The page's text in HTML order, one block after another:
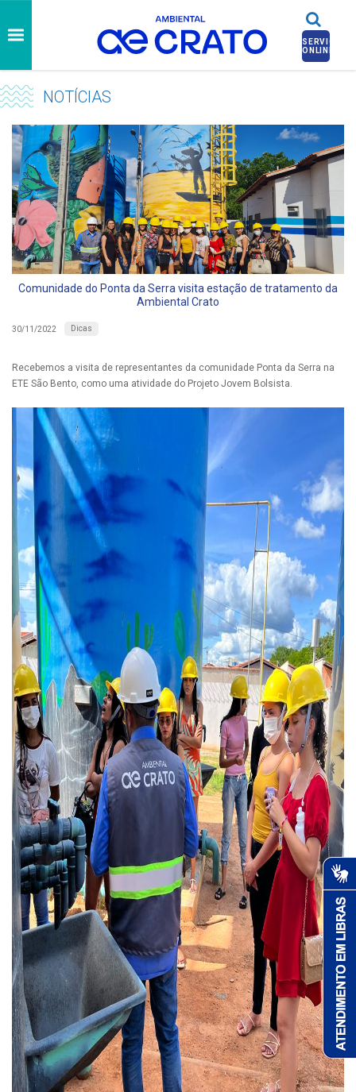
SERVIÇOS
ONLINE
NOTÍCIAS
Comunidade do Ponta da Serra visita estação de tratamento da
Ambiental Crato
30/11/2022 Dicas
Recebemos a visita de representantes da comunidade Ponta da Serra na
ETE São Bento, como uma atividade do Projeto Jovem Bolsista.